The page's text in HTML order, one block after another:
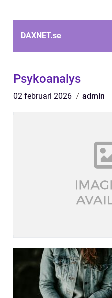
DAXNET.se
Psykoanalys
02 februari 2026 admin